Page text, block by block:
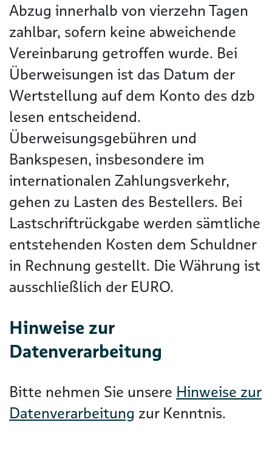
Abzug innerhalb von vierzehn Tagen
zahlbar, sofern keine abweichende
Vereinbarung getroffen wurde. Bei
Überweisungen ist das Datum der
Wertstellung auf dem Konto des dzb
lesen entscheidend.
Überweisungsgebühren und
Bankspesen, insbesondere im
internationalen Zahlungsverkehr,
gehen zu Lasten des Bestellers. Bei
Lastschriftrückgabe werden sämtliche
entstehenden Kosten dem Schuldner
in Rechnung gestellt. Die Währung ist
ausschließlich der EURO.
Hinweise zur
Datenverarbeitung
Bitte nehmen Sie unsere Hinweise zur
Datenverarbeitung zur Kenntnis.